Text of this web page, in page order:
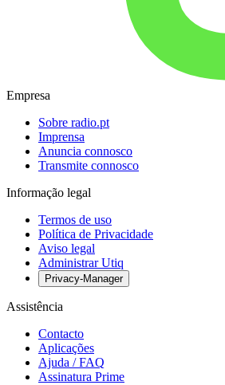
Empresa
Sobre radio.pt
Imprensa
Anuncia connosco
Transmite connosco
Informação legal
Termos de uso
Política de Privacidade
Aviso legal
Administrar Utiq
Privacy-Manager
Assistência
Contacto
Aplicações
Ajuda / FAQ
Assinatura Prime